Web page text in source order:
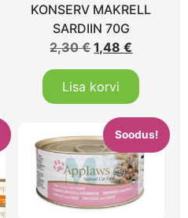
KONSERV MAKRELL
SARDIIN 70G
2,30€ 1,48€
Lisa korvi
Soodus!